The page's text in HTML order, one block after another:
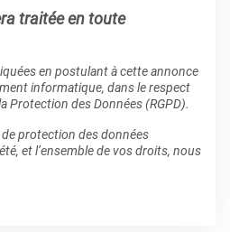
traitée en toute
en postulant à cette annonce
informatique, dans le respect
Protection des Données (RGPD).
protection des données
et l’ensemble de vos droits, nous